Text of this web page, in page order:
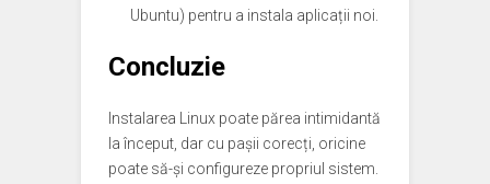
Ubuntu) pentru a instala aplicații noi.
Concluzie
Instalarea Linux poate părea intimidantă
la început, dar cu pașii corecți, oricine
poate să-și configureze propriul sistem.